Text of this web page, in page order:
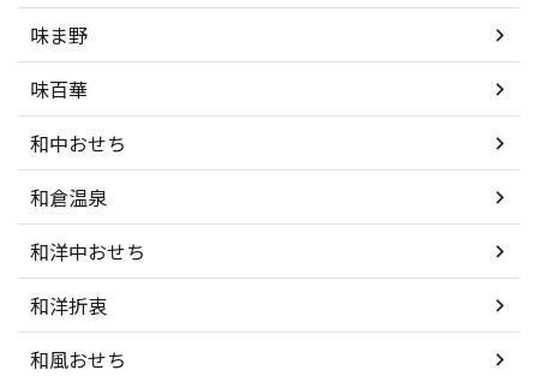
味ま野
味百華
和中おせち
和倉温泉
和洋中おせち
和洋折衷
和風おせち